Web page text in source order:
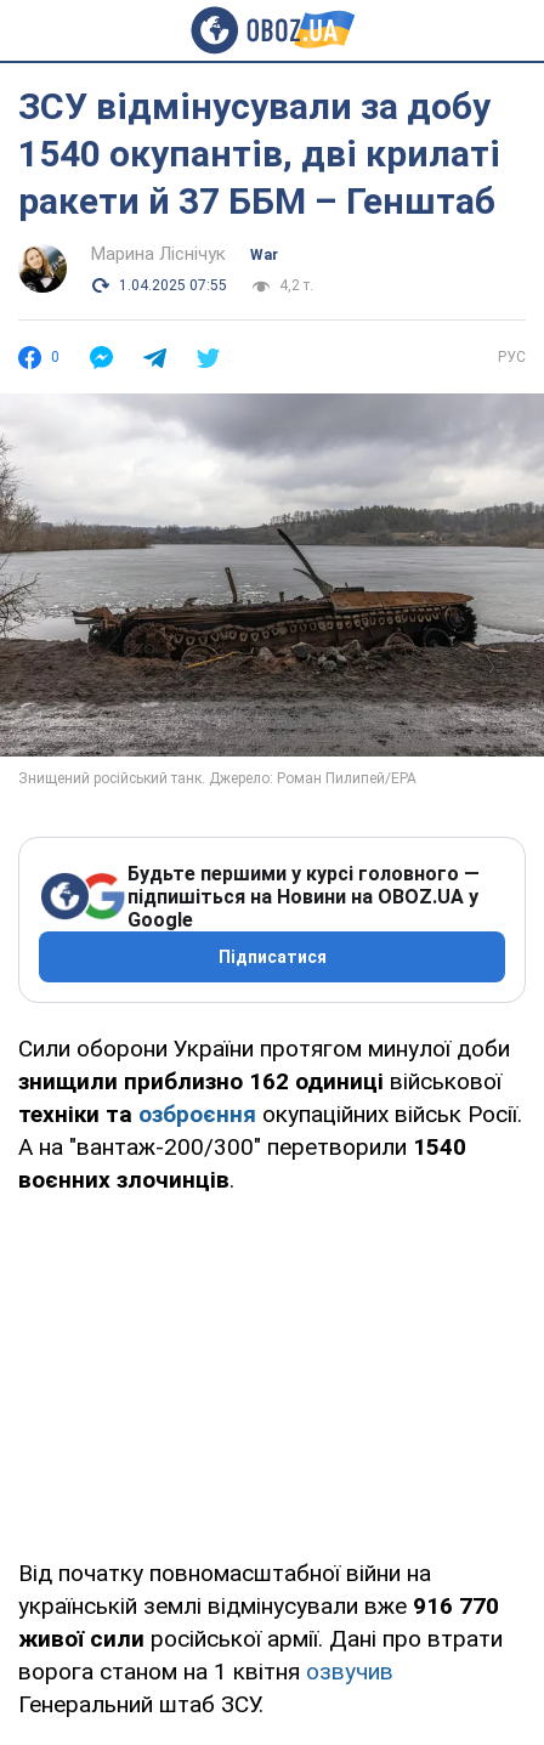
ЗСУ відмінусували за добу
1540 окупантів, дві крилаті
ракети й 37 ББМ – Генштаб
Марина Ліснічук
War
1.04.2025 07:55
4,2 т.
0 РУС
Будьте першими у курсі головного —
підпишіться на Новини на OBOZ.UA у
Google
Підписатися
Сили оборони України протягом минулої доби
знищили приблизно 162 одиниці військової
техніки та озброєння окупаційних військ Росії.
А на "вантаж-200/300" перетворили 1540
воєнних злочинців.
Від початку повномасштабної війни на
українській землі відмінусували вже 916 770
живої сили російської армії. Дані про втрати
ворога станом на 1 квітня озвучив
Генеральний штаб ЗСУ.